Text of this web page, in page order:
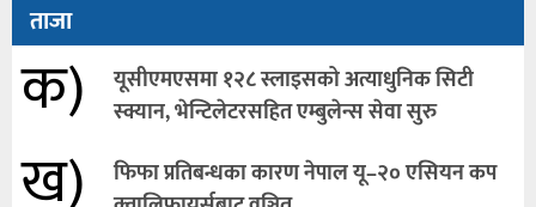
ताजा
क)
यूसीएमएसमा १२८ स्लाइसको अत्याधुनिक सिटी
स्क्यान, भेन्टिलेटरसहित एम्बुलेन्स सेवा सुरु
ख)
फिफा प्रतिबन्धका कारण नेपाल यू–२० एसियन कप